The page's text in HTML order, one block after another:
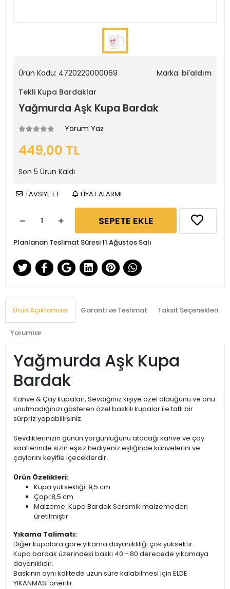
Ürün Kodu: 4720220000069 Marka: bi'aldım
Tekli Kupa Bardaklar
Yağmurda Aşk Kupa Bardak
Yorum Yaz
449,00 TL
Son 5 Ürün Kaldı
TAVSİYE ET FİYAT ALARMI
SEPETE EKLE
Planlanan Teslimat Süresi 11 Ağustos Salı
Ürün Açıklaması Garanti ve Teslimat Taksit Seçenekleri
Yorumlar
Yağmurda Aşk Kupa
Bardak
Kahve & Çay kupaları, Sevdiğiniz kişiye özel olduğunu ve onu
unutmadığınızı gösteren özel baskılı kupalar ile tatlı bir
sürpriz yapabilirsiniz.
Sevdiklerinizin günün yorgunluğunu atacağı kahve ve çay
saatlerinde sizin eşsiz hediyeniz eşliğinde kahvelerini ve
çaylarını keyifle içeceklerdir.
Ürün Özelikleri:
Kupa yüksekliği: 9,5 cm
Çapı:8,5 cm
Malzeme: Kupa Bardak Seramik malzemeden
üretilmiştir.
Yıkama Talimatı:
Diğer kupalara göre yıkama dayanıklılığı çok yüksektir.
Kupa bardak üzerindeki baskı 40 - 80 derecede yıkamaya
dayanıklıdır.
Baskının aynı kalitede uzun süre kalabilmesi için ELDE
YIKANMASI önerilir.